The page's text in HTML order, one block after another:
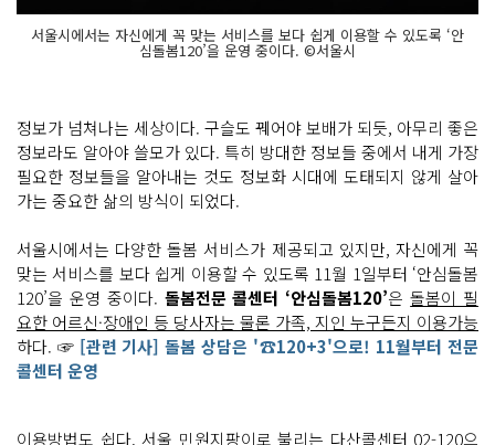
서울시에서는 자신에게 꼭 맞는 서비스를 보다 쉽게 이용할 수 있도록 ‘안
심돌봄120’을 운영 중이다. ©서울시
정보가 넘쳐나는 세상이다. 구슬도 꿰어야 보배가 되듯, 아무리 좋은
정보라도 알아야 쓸모가 있다. 특히 방대한 정보들 중에서 내게 가장
필요한 정보들을 알아내는 것도 정보화 시대에 도태되지 않게 살아
가는 중요한 삶의 방식이 되었다.
서울시에서는 다양한 돌봄 서비스가 제공되고 있지만, 자신에게 꼭
맞는 서비스를 보다 쉽게 이용할 수 있도록 11월 1일부터 ‘안심돌봄
120’을 운영 중이다. 돌봄전문 콜센터 ‘안심돌봄120’은돌봄이 필
요한 어르신·장애인 등 당사자는 물론 가족, 지인 누구든지 이용가능
하다. ☞[관련 기사] 돌봄 상담은 '☎120+3'으로! 11월부터 전문
콜센터 운영
이용방법도 쉽다. 서울 민원지팡이로 불리는 다산콜센터 02-120으